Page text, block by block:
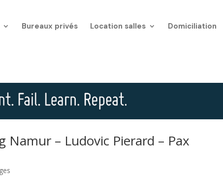
Bureaux privés Location salles Domiciliation
Namur – Ludovic Pierard – Pax